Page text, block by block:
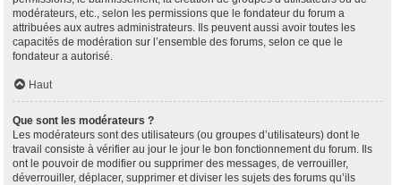
modérateurs, etc., selon les permissions que le fondateur du forum a
attribuées aux autres administrateurs. Ils peuvent aussi avoir toutes les
capacités de modération sur l’ensemble des forums, selon ce que le
fondateur a autorisé.
Haut
Que sont les modérateurs ?
Les modérateurs sont des utilisateurs (ou groupes d’utilisateurs) dont le
travail consiste à vérifier au jour le jour le bon fonctionnement du forum. Ils
ont le pouvoir de modifier ou supprimer des messages, de verrouiller,
déverrouiller, déplacer, supprimer et diviser les sujets des forums qu’ils